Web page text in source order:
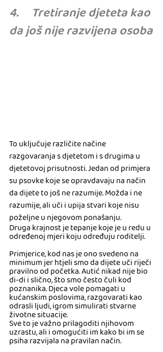
4.     Tretiranje djeteta kao
da još nije razvijena osoba
To uključuje različite načine
razgovaranja s djetetom i s drugima u
djetetovoj prisutnosti. Jedan od primjera
su psovke koje se opravdavaju na način
da dijete to još ne razumije. Možda i ne
razumije, ali uči i upija stvari koje nisu
poželjne u njegovom ponašanju.
Druga krajnost je tepanje koje je u redu u
određenoj mjeri koju određuju roditelji.
Primjerice, kod nas je ono svedeno na
minimum jer htjeli smo da dijete uči riječi
pravilno od početka. Autić nikad nije bio
di-di i slično, što smo često čuli kod
poznanika. Djeca vole pomagati u
kućanskim poslovima, razgovarati kao
odrasli ljudi, igrom simulirati stvarne
životne situacije.
Sve to je važno prilagoditi njihovom
uzrastu, ali i omogućiti im kako bi im se
psiha razvijala na pravilan način.